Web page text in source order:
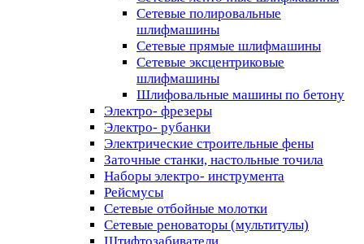
Сетевые полировальные
шлифмашины
Сетевые прямые шлифмашины
Сетевые эксцентриковые
шлифмашины
Шлифовальные машины по бетону
Электро- фрезеры
Электро- рубанки
Электрические строительные фены
Заточные станки, настольные точила
Наборы электро- инструмента
Рейсмусы
Сетевые отбойные молотки
Сетевые реноваторы (мультитулы)